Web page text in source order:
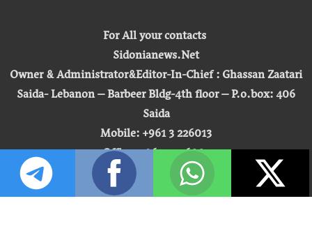
For All your contacts
Sidonianews.Net
Owner & Administrator&Editor-In-Chief : Ghassan Zaatari
Saida- Lebanon – Barbeer Bldg-4th floor – P.o.box: 406
Saida
Mobile: +961 3 226013
Office: +961 7 726007
Email:
zaatari.ghassan@gmail.com